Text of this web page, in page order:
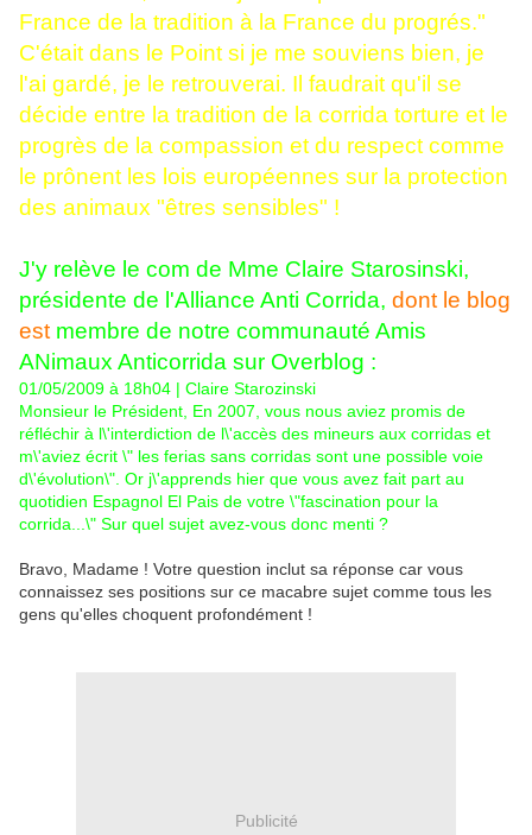
France de la tradition à la France du progrés."
C'était dans le Point si je me souviens bien, je
l'ai gardé, je le retrouverai. Il faudrait qu'il se
décide entre la tradition de la corrida torture et le
progrès de la compassion et du respect comme
le prônent les lois européennes sur la protection
des animaux "êtres sensibles" !
J'y relève le com de Mme Claire Starosinski,
présidente de l'Alliance Anti Corrida, dont le blog
est membre de notre communauté Amis
ANimaux Anticorrida sur Overblog :
01/05/2009 à 18h04 | Claire Starozinski
Monsieur le Président, En 2007, vous nous aviez promis de
réfléchir à l\'interdiction de l\'accès des mineurs aux corridas et
m\'aviez écrit \" les ferias sans corridas sont une possible voie
d\'évolution\". Or j\'apprends hier que vous avez fait part au
quotidien Espagnol El Pais de votre \"fascination pour la
corrida...\" Sur quel sujet avez-vous donc menti ?
Bravo, Madame ! Votre question inclut sa réponse car vous
connaissez ses positions sur ce macabre sujet comme tous les
gens qu'elles choquent profondément !
Publicité